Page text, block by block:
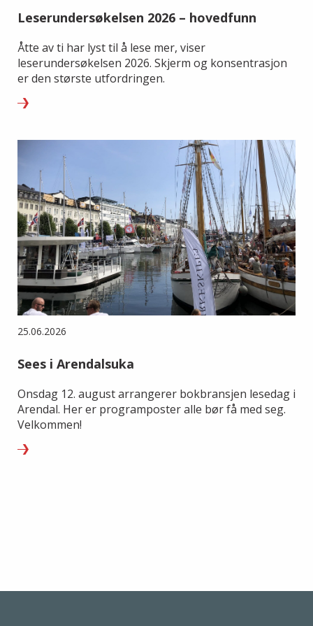
Leserundersøkelsen 2026 – hovedfunn
Åtte av ti har lyst til å lese mer, viser
leserundersøkelsen 2026. Skjerm og konsentrasjon
er den største utfordringen.
25.06.2026
Sees i Arendalsuka
Onsdag 12. august arrangerer bokbransjen lesedag i
Arendal. Her er programposter alle bør få med seg.
Velkommen!